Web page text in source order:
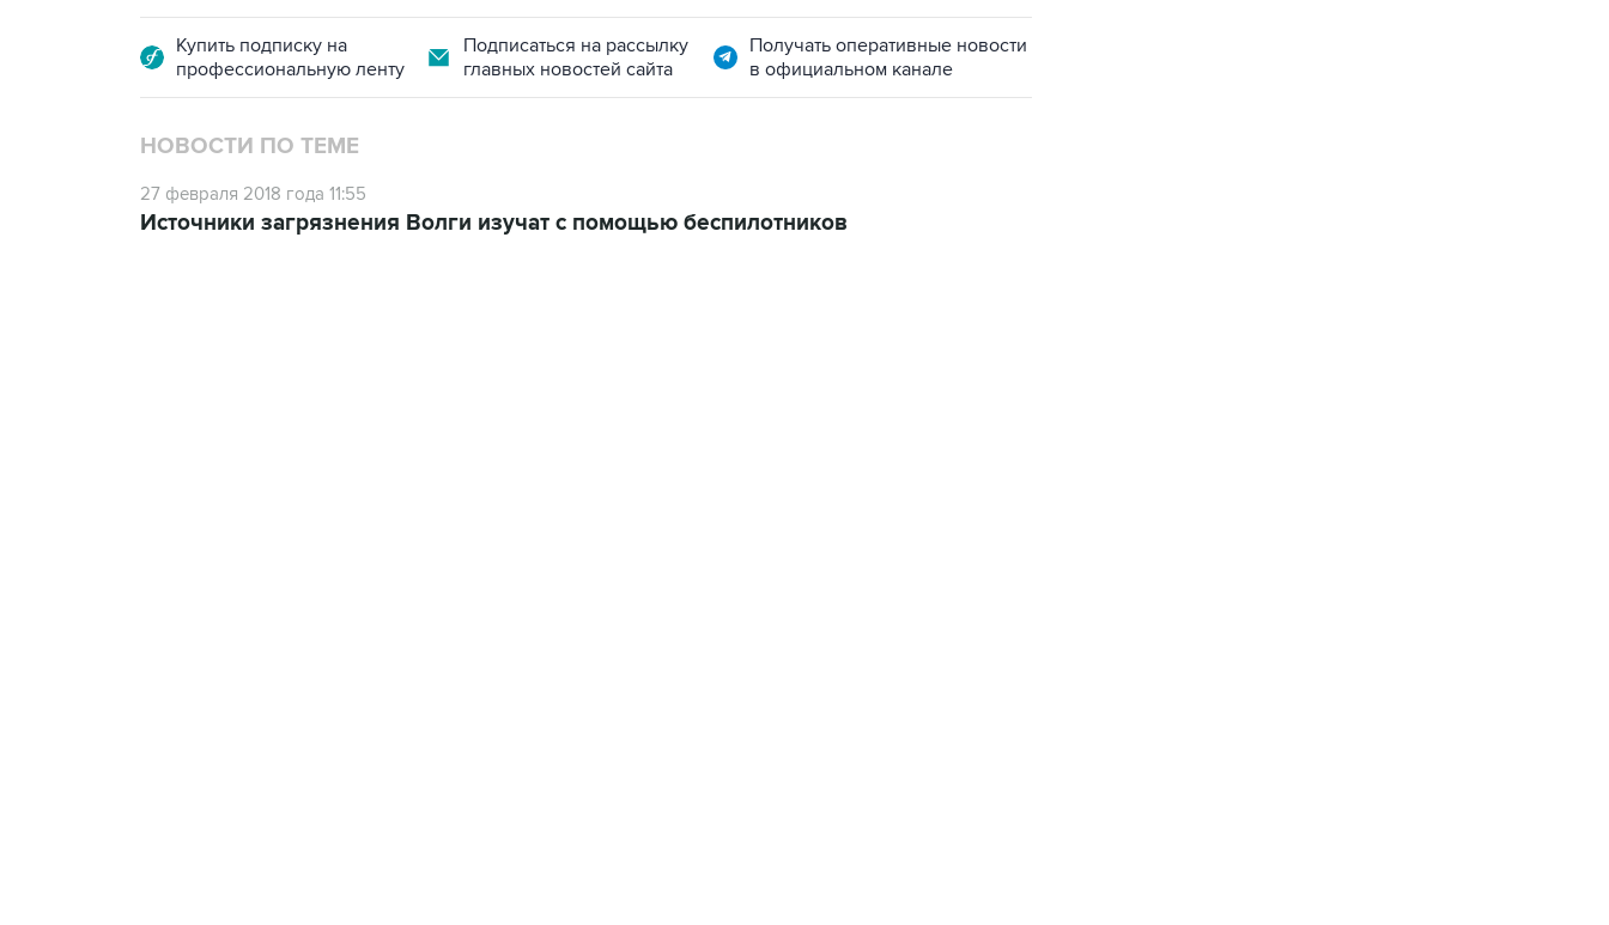
Купить подписку на
профессиональную ленту
Подписаться на рассылку
главных новостей сайта
Получать оперативные новости
в официальном канале
НОВОСТИ ПО ТЕМЕ
27 февраля 2018 года 11:55
Источники загрязнения Волги изучат с помощью беспилотников